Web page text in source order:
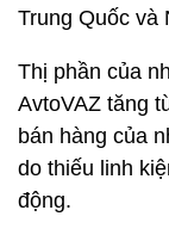
Trung Quốc và
Thị phần của
AvtoVAZ tăng
bán hàng của
do thiếu linh
động.